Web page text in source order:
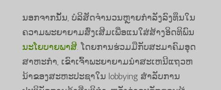
ນອກຈາກນັ້ນ, ບໍລິສັດຈໍານວນຫຼາຍກໍາລັງລົງທຶນໃນ
ຄວາມພະຍາຍາມສົ່ງເສີມເພື່ອແນໃສ່ສ້າງອິດທິພົນ
ນະ​ໂຍ​ບາຍ​ພາ​ສີ​. ໂດຍການຮ່ວມມືກັບສະມາຄົມອຸດ
ສາຫະກໍາ, ເຂົາເຈົ້າພະຍາຍາມນໍາສະເຫນີແຖວຫ
ນ້າຂອງສະຫະປະຊາໃນ lobbying ສໍາລັບການ